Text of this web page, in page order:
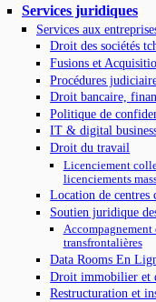
Services juridiques
Services aux
Droit des sociétés
Fusions et
Procédures
Droit bancaire,
Politique de
IT & digital
Droit du travail
Licenciement
licenciements
Location de centres
Soutien juridique
Accompagnement
transfrontalières
Data Rooms En
Droit immobilier et
Restructuration et